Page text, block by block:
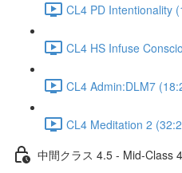
CL4 PD Intentionality
CL4 HS Infuse
CL4 Admin:DLM7
CL4 Meditation 2
中間クラス 4.5 - Mid-Class